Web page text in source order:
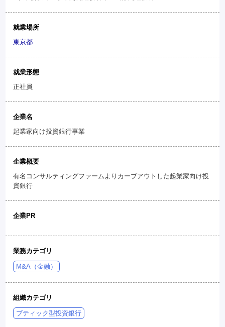
就業場所
東京都
就業形態
正社員
企業名
起業家向け投資銀行事業
企業概要
有名コンサルティングファームよりカーブアウトした起業家向け投
資銀行
企業PR
業務カテゴリ
M&A（金融）
組織カテゴリ
ブティック型投資銀行